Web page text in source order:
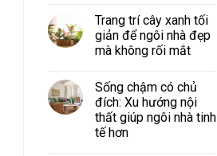
Trang trí cây xanh tối
giản để ngôi nhà đẹp
mà không rối mắt
Sống chậm có chủ
đích: Xu hướng nội
thất giúp ngôi nhà tinh
tế hơn